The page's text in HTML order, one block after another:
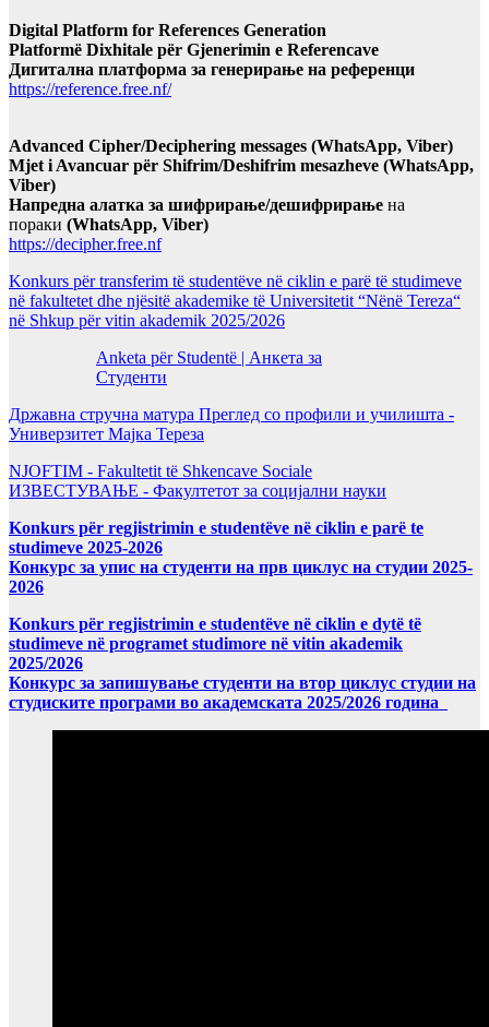
Digital Platform for References Generation
Platformë Dixhitale për Gjenerimin e Referencave
Дигитална платформа за генерирање на референци
https://reference.free.nf/
Advanced Cipher/Deciphering messages (WhatsApp, Viber)
Mjet i Avancuar për Shifrim/Deshifrim mesazheve (WhatsApp,
Viber)
Напредна алатка за шифрирање/дешифрирање на
пораки (WhatsApp, Viber)
https://decipher.free.nf
Konkurs për transferim të studentëve në ciklin e parë të studimeve
në fakultetet dhe njësitë akademike të Universitetit “Nënë Tereza“
në Shkup për vitin akademik 2025/2026
Anketa për Studentë | Анкета за
Студенти
Државна стручна матура Преглед со профили и училишта -
Универзитет Мајка Тереза
NJOFTIM - Fakultetit të Shkencave Sociale
ИЗВЕСТУВАЊЕ - Факултетот за социјални науки
Konkurs për regjistrimin e studentëve në ciklin e parë te
studimeve 2025-2026
Конкурс за упис на студенти на прв циклус на студии 2025-
2026
Konkurs për regjistrimin e studentëve në ciklin e dytë të
studimeve në programet studimore në vitin akademik
2025/2026
Конкурс за запишување студенти на втор циклус студии на
студиските програми во академската 2025/2026 година